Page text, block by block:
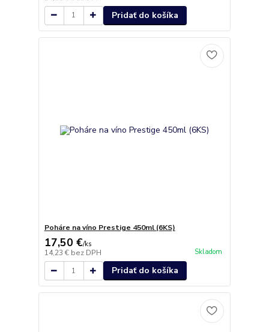
Pridať do košíka
Poháre na víno Prestige 450ml (6KS)
17,50 €/ks
14,23 € bez DPH Skladom
Pridať do košíka